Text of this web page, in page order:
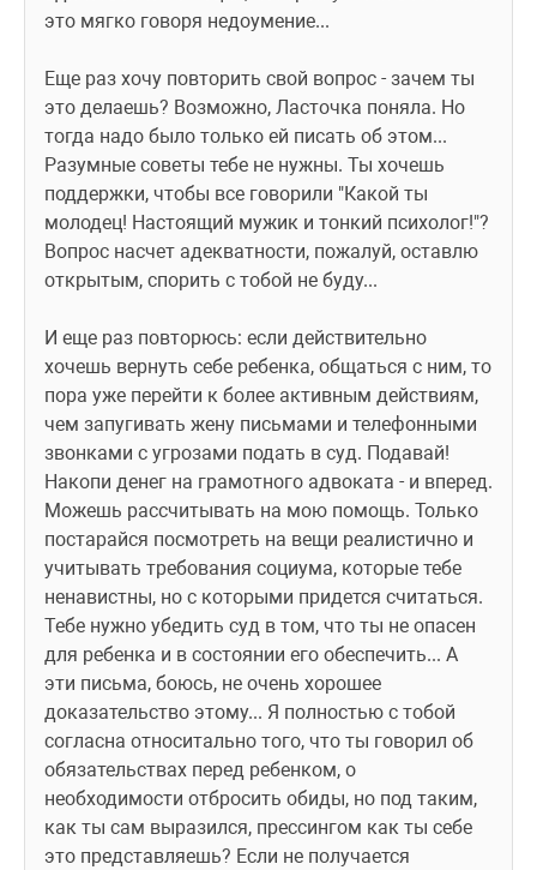
это мягко говоря недоумение...
Еще раз хочу повторить свой вопрос - зачем ты
это делаешь? Возможно, Ласточка поняла. Но
тогда надо было только ей писать об этом...
Разумные советы тебе не нужны. Ты хочешь
поддержки, чтобы все говорили "Какой ты
молодец! Настоящий мужик и тонкий психолог!"?
Вопрос насчет адекватности, пожалуй, оставлю
открытым, спорить с тобой не буду...
И еще раз повторюсь: если действительно
хочешь вернуть себе ребенка, общаться с ним, то
пора уже перейти к более активным действиям,
чем запугивать жену письмами и телефонными
звонками с угрозами подать в суд. Подавай!
Накопи денег на грамотного адвоката - и вперед.
Можешь рассчитывать на мою помощь. Только
постарайся посмотреть на вещи реалистично и
учитывать требования социума, которые тебе
ненавистны, но с которыми придется считаться.
Тебе нужно убедить суд в том, что ты не опасен
для ребенка и в состоянии его обеспечить... А
эти письма, боюсь, не очень хорошее
доказательство этому... Я полностью с тобой
согласна относитально того, что ты говорил об
обязательствах перед ребенком, о
необходимости отбросить обиды, но под таким,
как ты сам выразился, прессингом как ты себе
это представляешь? Если не получается